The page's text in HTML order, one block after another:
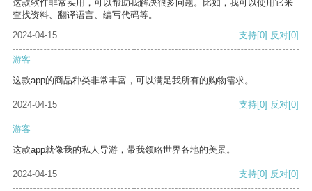
这款软件非常实用，可以帮助我解决很多问题。比如，我可以使用它来
查找资料、翻译语言、编写代码等。
2024-04-15
支持[0] 反对[0]
游客
这款app的商品种类非常丰富，可以满足我所有的购物需求。
2024-04-15 支持[0] 反对[0]
游客
这款app就像我的私人导游，带我领略世界各地的美景。
2024-04-15 支持[0] 反对[0]